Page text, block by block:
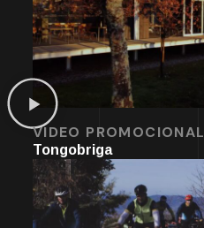
VIDEO PROMOCIONAL
Tongobriga